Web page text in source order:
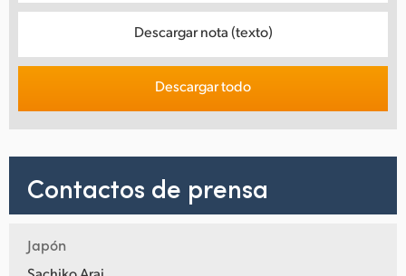
Descargar nota (texto)
Descargar todo
Contactos de prensa
Japón